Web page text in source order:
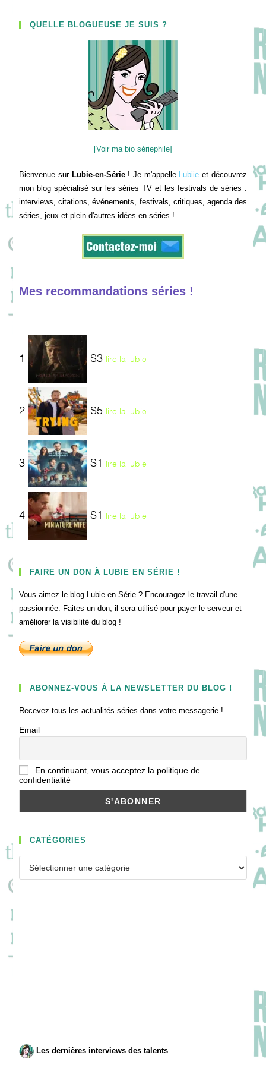
QUELLE BLOGUEUSE JE SUIS ?
[Voir ma bio sériephile]
Bienvenue sur Lubie-en-Série! Je m'appelle Lubiie et découvrez
mon blog spécialisé sur les séries TV et les festivals de séries :
interviews, citations, événements, festivals, critiques, agenda des
séries, jeux et plein d'autres idées en séries !
Mes recommandations séries !
1 S3 lire la lubie
2 S5 lire la lubie
3 S1 lire la lubie
4 S1 lire la lubie
FAIRE UN DON À LUBIE EN SÉRIE !
Vous aimez le blog Lubie en Série ? Encouragez le travail d'une
passionnée. Faites un don, il sera utilisé pour payer le serveur et
améliorer la visibilité du blog !
ABONNEZ-VOUS À LA NEWSLETTER DU BLOG !
Recevez tous les actualités séries dans votre messagerie !
Email
En continuant, vous acceptez la politique de
confidentialité
CATÉGORIES
Catégories
Les dernières interviews des talents